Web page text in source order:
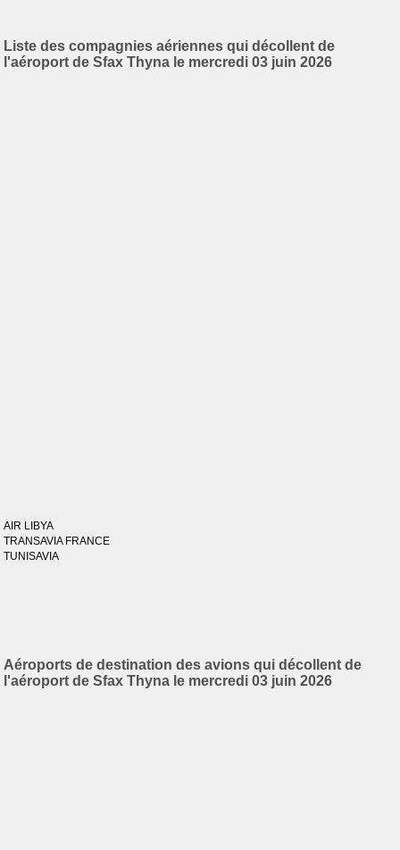
Liste des compagnies aériennes qui décollent de
l'aéroport de Sfax Thyna le mercredi 03 juin 2026
AIR LIBYA
TRANSAVIA FRANCE
TUNISAVIA
Aéroports de destination des avions qui décollent de
l'aéroport de Sfax Thyna le mercredi 03 juin 2026